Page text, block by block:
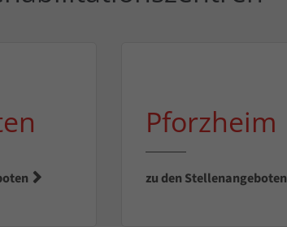
Pforzheim
zu den Stellenangeboten